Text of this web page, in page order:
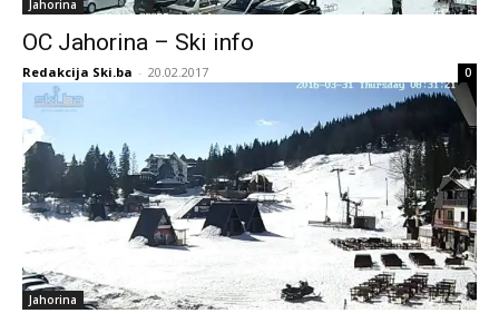
Jahorina
OC Jahorina – Ski info
Redakcija Ski.ba - 20.02.2017 0
Jahorina